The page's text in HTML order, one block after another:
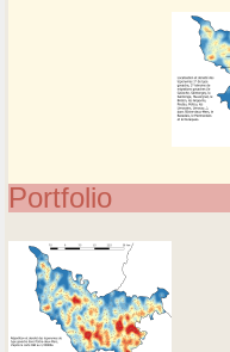
Portfolio